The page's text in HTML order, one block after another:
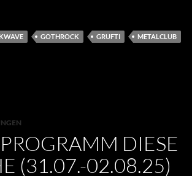
GOTHROCK GRUFTI
METALCLUB
DIESE
(31.07.-02.08.25)